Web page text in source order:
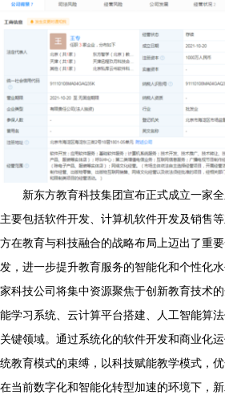
新东方教育科技集团宣布正式成立一家
主要包括软件开发、计算机软件开发及销售
方在教育与科技融合的战略布局上迈出了重
发，进一步提升教育服务的智能化和个性化
家科技公司将集中资源聚焦于创新教育技术
能学习系统、云计算平台搭建、人工智能算
关键领域。通过系统化的软件开发和商业化
统教育模式的束缚，以科技赋能教学模式，
在当前数字化和智能化转型加速的环境下，